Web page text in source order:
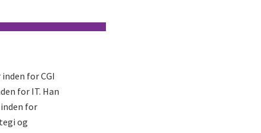
for CGI
for IT. Han
for
og